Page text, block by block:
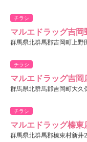
チラシ
マルエドラッグ吉岡
群馬県北群馬郡吉岡町上野
チラシ
マルエドラッグ吉岡
群馬県北群馬郡吉岡町大久
チラシ
マルエドラッグ榛東
群馬県北群馬郡榛東村新井